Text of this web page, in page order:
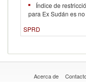
Índice de
para Ex Sudán es
SPRD
Acerca de